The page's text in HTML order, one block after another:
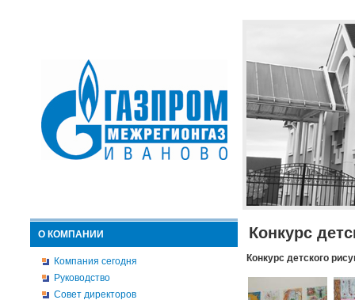
О КОМПАНИИ
Компания сегодня
Руководство
Совет директоров
Конкурс
Конкурс детского